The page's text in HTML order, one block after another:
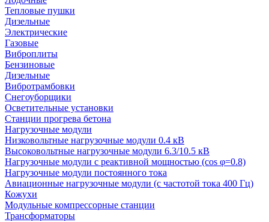
Тепловые пушки
Дизельные
Электрические
Газовые
Виброплиты
Бензиновые
Дизельные
Вибротрамбовки
Снегоуборщики
Осветительные установки
Станции прогрева бетона
Нагрузочные модули
Низковольтные нагрузочные модули 0.4 кВ
Высоковольтные нагрузочные модули 6.3/10.5 кВ
Нагрузочные модули с реактивной мощностью (cos φ=0.8)
Нагрузочные модули постоянного тока
Авиационные нагрузочные модули (с частотой тока 400 Гц)
Кожухи
Модульные компрессорные станции
Трансформаторы